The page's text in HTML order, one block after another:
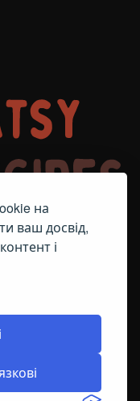
на
ваш досвід,
і
2026